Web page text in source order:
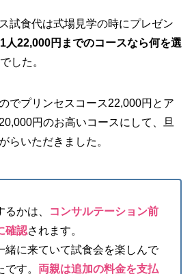
試食代は式場見学の時にプレゼン
1人22,000円までのコースなら何を選
した。
でプリンセスコース22,000円とア
円のお高いコースにして、旦
らいただきました。
るかは、
コンサルテーション前
確認されます。
緒に来ていて試食会を楽しんで
す。 両親は追加の料金を支払